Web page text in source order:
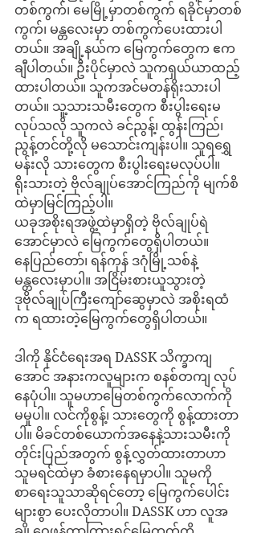
တစ်ကွက်၊ မေမြို့မှာတစ်ကွက် ရခိုင်မှာတစ်
ကွက်၊ မန္တလေးမှာ တစ်ကွက်ပေးထားပါ
တယ်။ အချို့နယ်က မြေကွက်တွေက ဧက
ချီပါတယ်။ ဦးပိုင်မှာလဲ သူကရှယ်ယာထည့်
ထားပါတယ်။ သူကအင်မတန်ရိုးသားပါ
တယ်။ သူ့သားသမီးတွေက စီးပွါးရေးမ
လုပ်သလို သူကလဲ ခင်ညွန့်၊ ထွန်းကြည်၊
ညွန့်တင်တို့လို မသောင်းကျန်းပါ။ သူရရွှေ
မန်းလို သားတွေက စီးပွါးရေးမလုပ်ပါ။
ရိုးသားတဲ့ ဗိုလ်ချုပ်အောင်ကြည်ကို မျက်စိ
ထဲမှာမြင်ကြည့်ပါ။
ယခုအစိုးရအဖွဲ့ထဲမှာရှိတဲ့ ဗိုလ်ချုပ်ရဲ
အောင်မှာလဲ မြေကွက်တွေရှိပါတယ်။
နေပြည်တော်၊ ရန်ကုန် ဒဂုံမြို့သစ်နဲ့
မန္တလေးမှာပါ။ အငြိမ်းစားယူသွားတဲ့
ဒုဗိုလ်ချုပ်ကြီးကျော်ဆွေမှာလဲ အစိုးရထံ
က ရထားတဲ့မြေကွက်တွေရှိပါတယ်။
ဒါကို နိုင်ငံရေးအရ DASSK သိက္ခာကျ
အောင် အနားကလူများက စနစ်တကျ လုပ်
နေပုံပါ။ သူမဟာမြေတစ်ကွက်လောက်ကို
မမှုပါ။ လင်ကိုစွန့်၊ သားတွေကို စွန့်ထားတာ
ပါ။ မိခင်တစ်ယောက်အနေနဲ့သားသမီးကို
တိုင်းပြည်အတွက် စွန့်လွှတ်ထားတာဟာ
သူမရင်ထဲမှာ ခံစားနေရမှာပါ။ သူမကို
စာရေးသူသာဆိုရင်တော့ မြေကွက်ပေါင်း
များစွာ ပေးလိုတာပါ။ DASSK ဟာ လူအ